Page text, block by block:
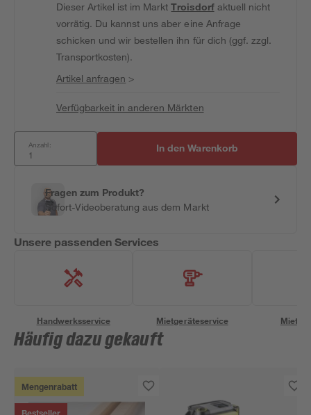
Dieser Artikel ist im MarktTroisdorfaktuell nicht
vorrätig. Du kannst uns aber eine Anfrage
schicken und wir bestellen ihn für dich (ggf. zzgl.
Transportkosten).
Artikel anfragen >
Verfügbarkeit in anderen Märkten
Anzahl: In den Warenkorb
Fragen zum Produkt?
Sofort-Videoberatung aus dem Markt
Unsere passenden Services
Handwerksservice Mietgeräteservice
Häufig dazu gekauft
Mengenrabatt